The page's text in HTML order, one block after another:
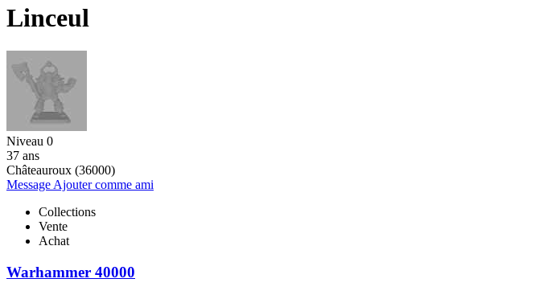
Linceul
Niveau 0
37 ans
Châteauroux (36000)
Message Ajouter comme ami
Collections
Vente
Achat
Warhammer 40000